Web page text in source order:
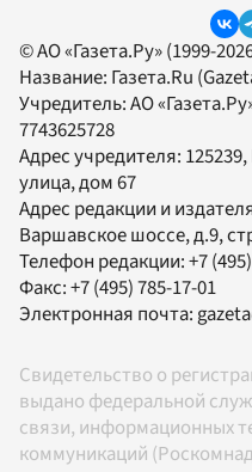
© АО «Газета.Ру» (1999-
Название: Газета.Ru
Учредитель:АО
7743625728
Адрес учредителя:
улица, дом 67
Адрес редакции и
Варшавское шоссе, д.9,
Телефон редакции:+7
Факс:+7 (495) 785-17-01
Электронная почта:
Свидетельство о
выдано федеральной
связи, информационных
коммуникаций